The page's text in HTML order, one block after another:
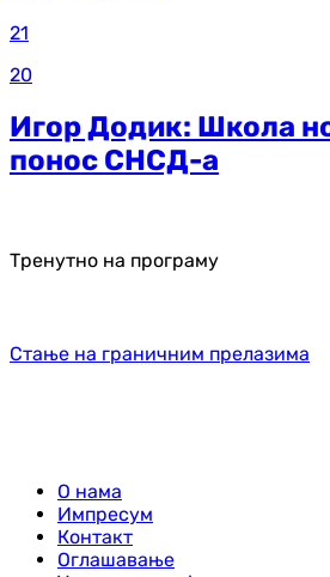
21
20
Игор Додик: Школа
понос СНСД-а
Тренутно на програму
Стање на граничним прелазима
О нама
Импресум
Контакт
Оглашавање